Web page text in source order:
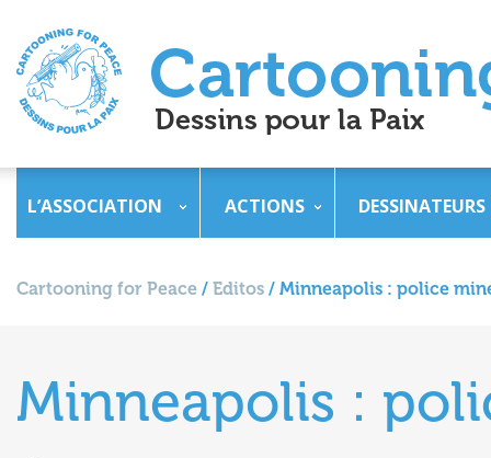
L’ASSOCIATION ACTIONS DESSINATEURS
Cartooning for Peace / Editos / Minneapolis : police
Minneapolis :